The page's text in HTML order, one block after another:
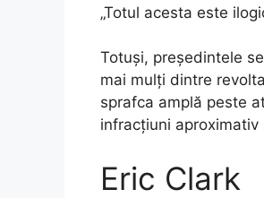
„Totul acesta este
Totuși, președintele
mai mulți dintre
sprafca amplă peste
infracțiuni
Eric Clark